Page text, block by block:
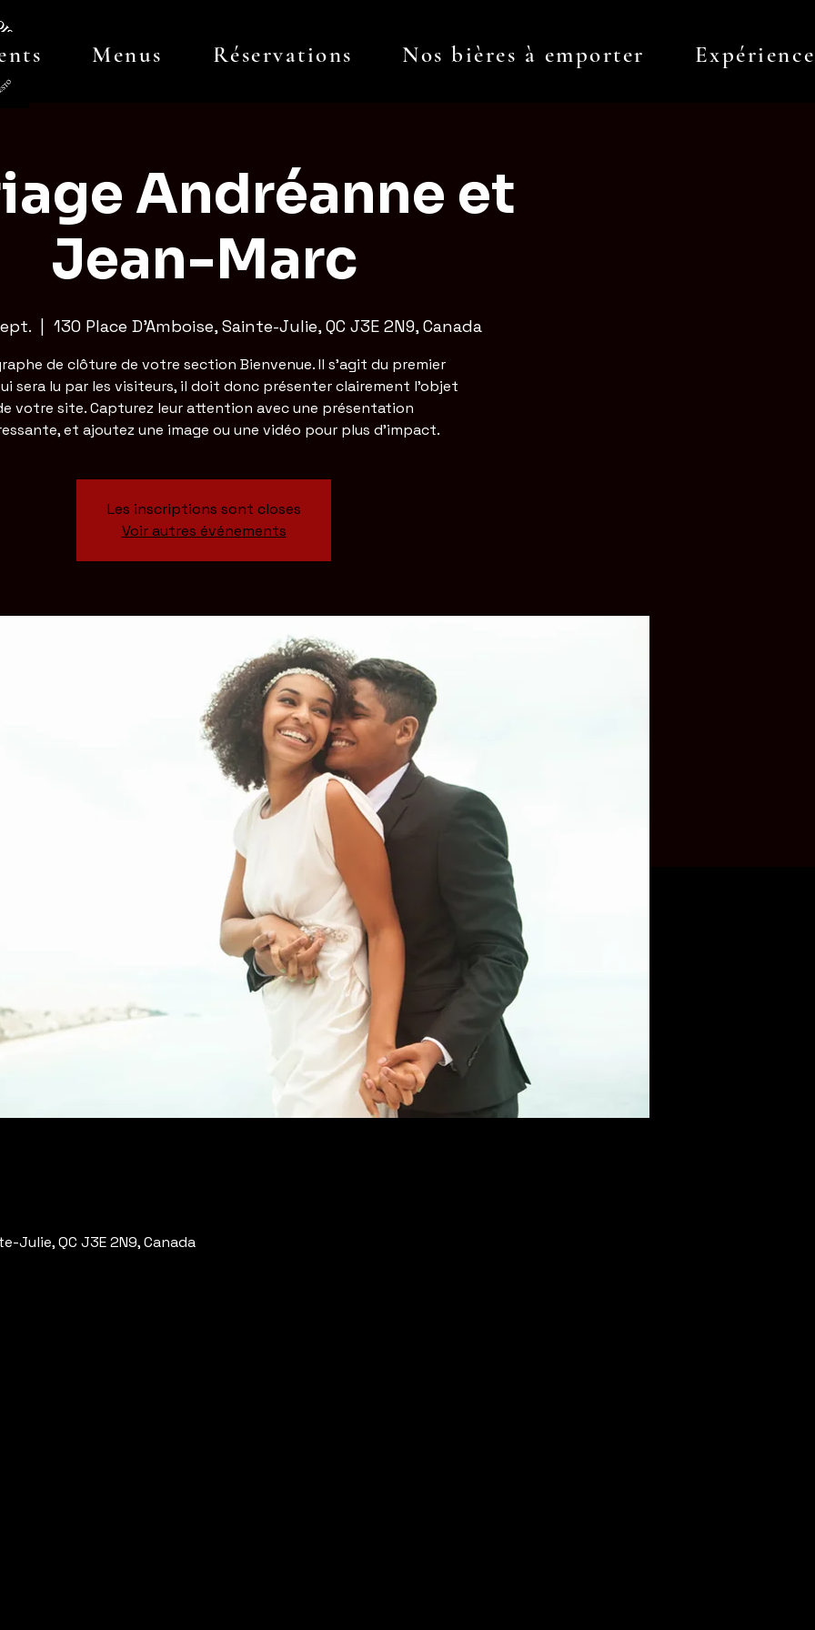
Log In
Menus Réservations Nos bières à emporter Expérience
Andréanne et
Jean-Marc
130 Place D'Amboise, Sainte-Julie, QC J3E 2N9, Canada
de clôture de votre section Bienvenue. Il s'agit du premier
sera lu par les visiteurs, il doit donc présenter clairement l'objet
votre site. Capturez leur attention avec une présentation
et ajoutez une image ou une vidéo pour plus d'impact.
Les inscriptions sont closes
Voir autres événements
Julie, QC J3E 2N9, Canada